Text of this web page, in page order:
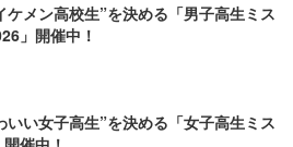
ケメン高校生”を決める「男子高生ミス
」開催中！
いい女子高生”を決める「女子高生ミス